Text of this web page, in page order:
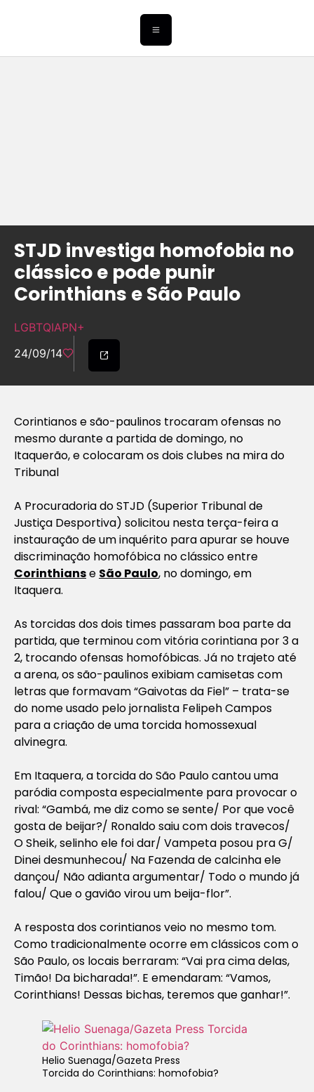
STJD investiga homofobia no
clássico e pode punir
Corinthians e São Paulo
LGBTQIAPN+
24/09/14
Corintianos e são-paulinos trocaram ofensas no
mesmo durante a partida de domingo, no
Itaquerão, e colocaram os dois clubes na mira do
Tribunal
A Procuradoria do STJD (Superior Tribunal de
Justiça Desportiva) solicitou nesta terça-feira a
instauração de um inquérito para apurar se houve
discriminação homofóbica no clássico entre
Corinthianse São Paulo, no domingo, em
Itaquera.
As torcidas dos dois times passaram boa parte da
partida, que terminou com vitória corintiana por 3 a
2, trocando ofensas homofóbicas. Já no trajeto até
a arena, os são-paulinos exibiam camisetas com
letras que formavam “Gaivotas da Fiel” – trata-se
do nome usado pelo jornalista Felipeh Campos
para a criação de uma torcida homossexual
alvinegra.
Em Itaquera, a torcida do São Paulo cantou uma
paródia composta especialmente para provocar o
rival: “Gambá, me diz como se sente/ Por que você
gosta de beijar?/ Ronaldo saiu com dois travecos/
O Sheik, selinho ele foi dar/ Vampeta posou pra G/
Dinei desmunhecou/ Na Fazenda de calcinha ele
dançou/ Não adianta argumentar/ Todo o mundo já
falou/ Que o gavião virou um beija-flor”.
A resposta dos corintianos veio no mesmo tom.
Como tradicionalmente ocorre em clássicos com o
São Paulo, os locais berraram: “Vai pra cima delas,
Timão! Da bicharada!”. E emendaram: “Vamos,
Corinthians! Dessas bichas, teremos que ganhar!”.
Helio Suenaga/Gazeta Press
Torcida do Corinthians: homofobia?